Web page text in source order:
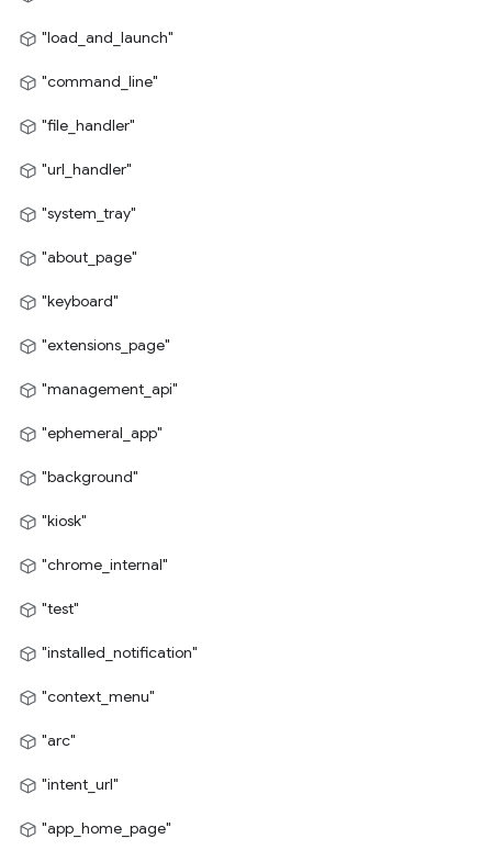
"load_and_launch"
"command_line"
"file_handler"
"url_handler"
"system_tray"
"about_page"
"keyboard"
"extensions_page"
"management_api"
"ephemeral_app"
"background"
"kiosk"
"chrome_internal"
"test"
"installed_notification"
"context_menu"
"arc"
"intent_url"
"app_home_page"